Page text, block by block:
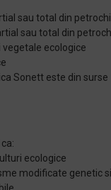
sau total din
sau total din
vegetale ecologice
Sonett este din surse
ecologice
modificate genetic